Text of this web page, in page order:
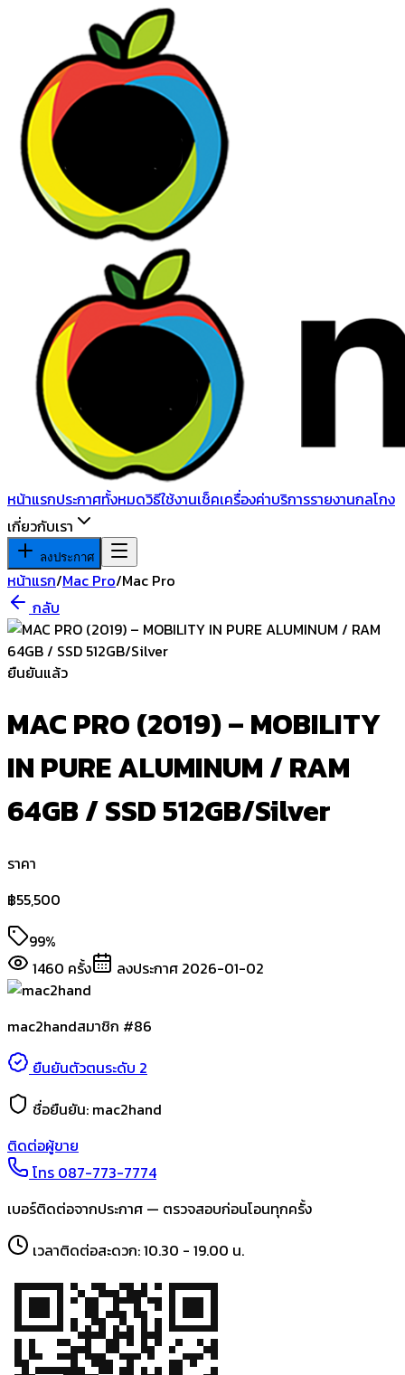
หน้าแรกประกาศทั้งหมดวิธีใช้งานเช็คเครื่องค่าบริการรายงานกลโกง
เกี่ยวกับเรา
ลงประกาศ
หน้าแรก/Mac Pro/Mac Pro
กลับ
ยืนยันแล้ว
MAC PRO (2019) – MOBILITY
IN PURE ALUMINUM / RAM
64GB / SSD 512GB/Silver
ราคา
฿55,500
99%
1460 ครั้ง ลงประกาศ 2026-01-02
mac2handสมาชิก #86
ยืนยันตัวตนระดับ 2
ชื่อยืนยัน: mac2hand
ติดต่อผู้ขาย
โทร 087-773-7774
เบอร์ติดต่อจากประกาศ — ตรวจสอบก่อนโอนทุกครั้ง
เวลาติดต่อสะดวก:10.30 - 19.00 น.